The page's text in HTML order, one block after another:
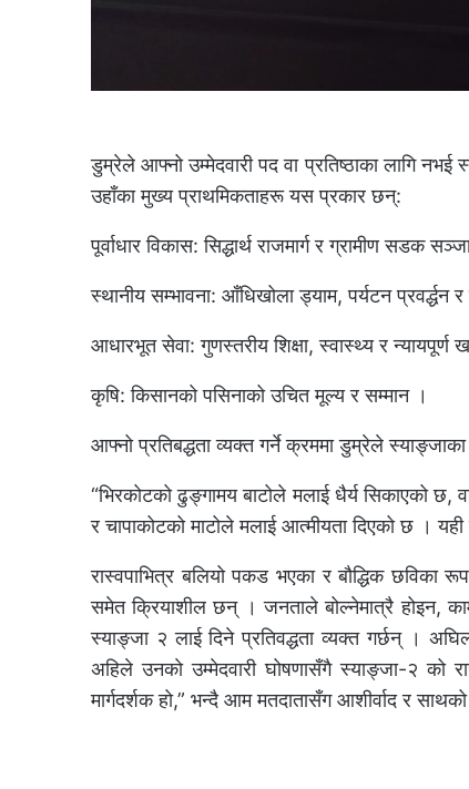
डुम्रेले आफ्नो उम्मेदवारी पद वा प्रतिष्ठाका लागि
उहाँका मुख्य प्राथमिकताहरू यस प्रकार छन्:
पूर्वाधार विकास: सिद्धार्थ राजमार्ग र ग्रामीण सडक
स्थानीय सम्भावना: आँधिखोला ड्याम, पर्यटन प्रवर्द्धन र
आधारभूत सेवा: गुणस्तरीय शिक्षा, स्वास्थ्य र न्यायपूर्ण
कृषि: किसानको पसिनाको उचित मूल्य र सम्मान ।
आफ्नो प्रतिबद्धता व्यक्त गर्ने क्रममा डुम्रेले
“भिरकोटको ढुङ्गामय बाटोले मलाई धैर्य सिकाएको छ,
र चापाकोटको माटोले मलाई आत्मीयता दिएको छ ।
रास्वपाभित्र बलियो पकड भएका र बौद्धिक छविका
समेत क्रियाशील छन् । जनताले बोल्नेमात्रै होइन,
स्याङ्जा २ लाई दिने प्रतिवद्धता व्यक्त गर्छन् ।
अहिले उनकाे उम्मेदवारी घोषणासँगै स्याङ्जा-२ को
मार्गदर्शक हो,” भन्दै आम मतदातासँग आशीर्वाद र